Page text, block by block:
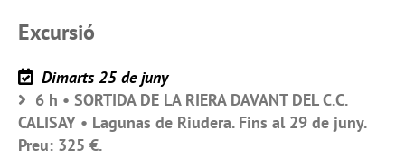
Excursió
Dimarts 25 de juny
6 h • SORTIDA DE LA RIERA DAVANT DEL C.C.
CALISAY • Lagunas de Riudera. Fins al 29 de juny.
Preu: 325 €.